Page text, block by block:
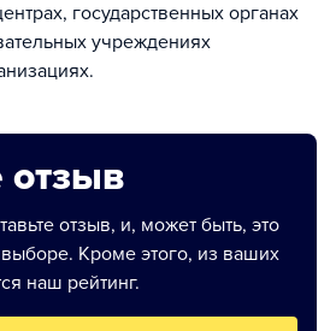
государственных органах
учреждениях
отзыв
отзыв, и, может быть, это
Кроме этого, из ваших
наш рейтинг.